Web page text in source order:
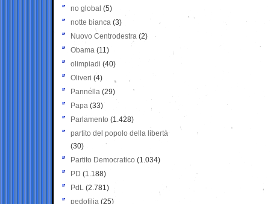
no global (5)
notte bianca (3)
Nuovo Centrodestra (2)
Obama (11)
olimpiadi (40)
Oliveri (4)
Pannella (29)
Papa (33)
Parlamento (1.428)
partito del popolo della libertà
(30)
Partito Democratico (1.034)
PD (1.188)
PdL (2.781)
pedofilia (25)